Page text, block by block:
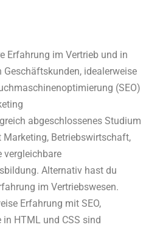
Erfahrung im Vertrieb und in
Geschäftskunden, idealerweise
(SEO)
abgeschlossenes Studium
Marketing, Betriebswirtschaft,
vergleichbare
Alternativ hast du
im Vertriebswesen.
Erfahrung mit SEO,
in HTML und CSS sind